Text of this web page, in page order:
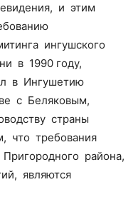
и этим
ингушского
в 1990 году,
в Ингушетию
с Беляковым,
страны
что требования
района,
являются